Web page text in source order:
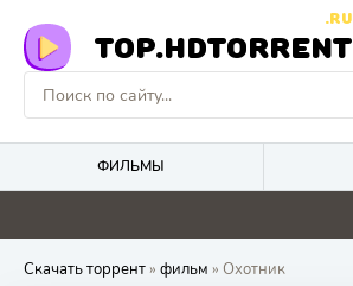
TOP.HDTORRENT
.RU
ФИЛЬМЫ
0 0 0
Скачать торрент» фильм » Охотник